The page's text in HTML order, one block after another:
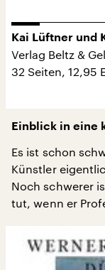
Kai Lüftner und
Verlag Beltz &
32 Seiten, 12,95
Einblick in eine
Es ist schon
Künstler
Noch schwerer
tut, wenn er